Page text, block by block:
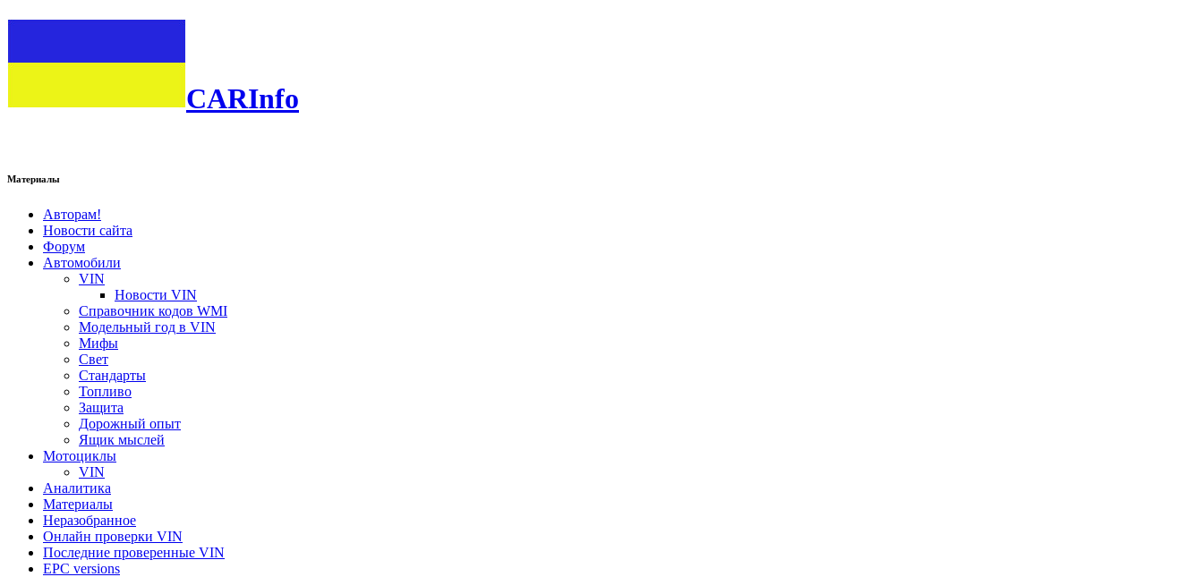
CARInfo
Материалы
Авторам!
Новости сайта
Форум
Автомобили
VIN
Новости VIN
Справочник кодов WMI
Модельный год в VIN
Мифы
Свет
Стандарты
Топливо
Защита
Дорожный опыт
Ящик мыслей
Мотоциклы
VIN
Аналитика
Материалы
Неразобранное
Онлайн проверки VIN
Последние проверенные VIN
EPC versions